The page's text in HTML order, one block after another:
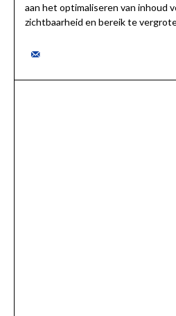
aan het optimaliseren van inhoud
zichtbaarheid en bereik te